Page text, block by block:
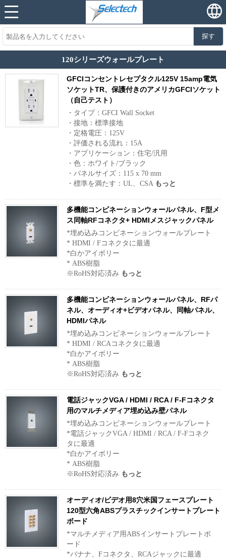
探す
120シリーズウォールプレート
GFCIコンセントレセプタクル125V 15amp電気
ソケットTR、保護付きのアメリカGFCIソケット
（自己テスト）
・タイプ：GFCI Wall Socket
・接地：標準接地
・定格電圧：125V
・評価される流れ：15A
・アプリケーション：住宅/汎用
・色：ホワイト/ブラック
・パネルサイズ：115 x 70 mm
・標準を満たす：UL、CSA もっと
多機能コンビネーションウォールパネル、F型メ
ス同軸RFコネクタ+ HDMIメスジャックパネル
*埋め込みコンビネーションウォールプレート
* HDMI / Fコネクタに最適
*白かアイボリー
* ABS樹脂
※RoHS対応済み もっと
多機能コンビネーションウォールパネル、RFパ
ネル、オーディオ+ビデオパネル、同軸パネル、
HDMIパネル
*埋め込みコンビネーションウォールプレート
* HDMI / RCAコネクタに最適
*白かアイボリー
* ABS樹脂
※RoHS対応済み もっと
電話ジャックVGA / HDMI / RCA / F-Fコネクタ
用のマルチメディア埋め込み壁パネル
*埋め込みコンビネーションウォールプレート
*電話ジャックVGA / HDMI / RCA / F-Fコネク
タに最適
*白かアイボリー
* ABS樹脂
※RoHS対応済み もっと
オーディオ/ビデオ用8穴米国フェースプレート
120型六角ABSプラスチックインサートプレート
ボード
*マルチメディア用ABSインサートプレートボ
ード
*バナナ、Fコネクタ、RCAジャックに最適